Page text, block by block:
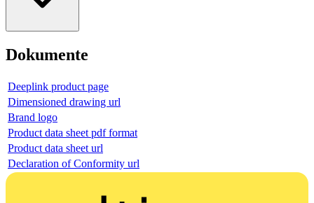
Dokumente
Deeplink product page
Dimensioned drawing url
Brand logo
Product data sheet pdf format
Product data sheet url
Declaration of Conformity url